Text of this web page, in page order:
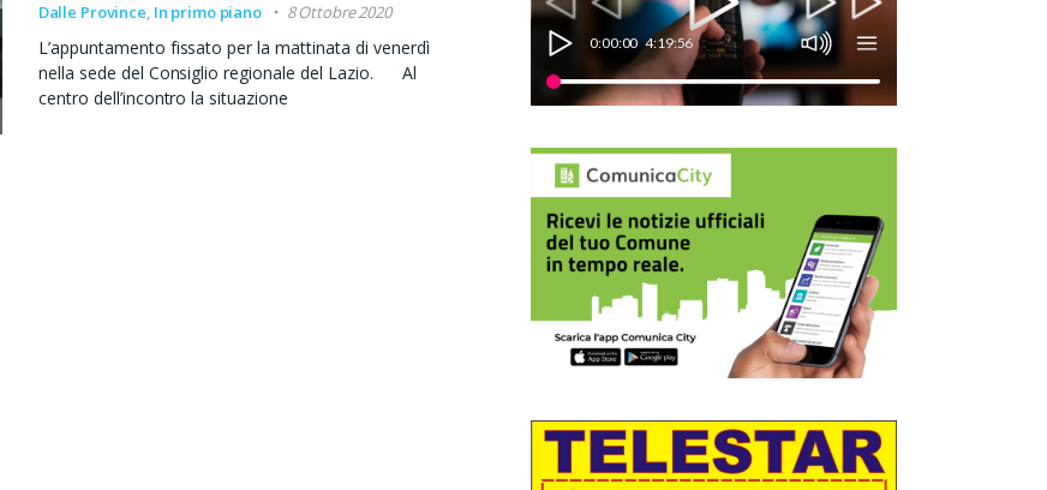
Dalle Province, In primo piano 8 Ottobre 2020
L’appuntamento fissato per la mattinata di venerdì
nella sede del Consiglio regionale del Lazio. Al
centro dell’incontro la situazione
0:00:00 4:19:56